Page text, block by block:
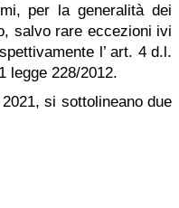
per la generalità dei
salvo rare eccezioni ivi
l’ art. 4 d.l.
legge 228/2012.
si sottolineano due